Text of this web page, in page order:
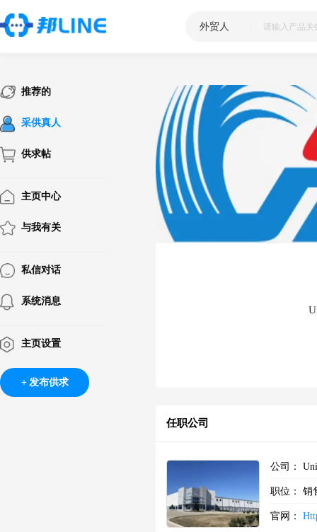
外贸人
推荐的
采供真人
供求帖
主页中心
与我有关
私信对话
系统消息
主页设置
发布供求
任职公司
公司：
职位： 销
官网：